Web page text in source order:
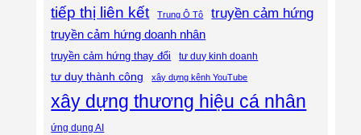
tiếp thị liên kết Trung Ô Tô truyền cảm hứng
truyền cảm hứng doanh nhân
truyền cảm hứng thay đổi tư duy kinh doanh
tư duy thành công xây dựng kênh YouTube
xây dựng thương hiệu cá nhân
ứng dụng AI